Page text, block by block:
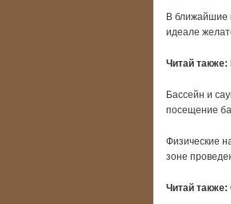
В ближайшие
идеале
Читай также:
Бассейн и
посещение
Физические
зоне
Читай также: